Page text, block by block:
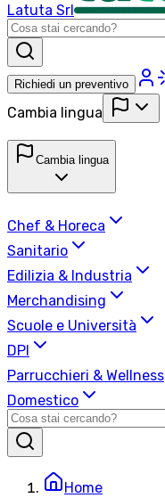
Latuta Srl
Richiedi un preventivo
Cambia lingua
Cambia lingua
Chef & Horeca
Sanitario
Edilizia & Industria
Merchandising
Scuole e Università
DPI
Parrucchieri & Wellness
Domestico
Home